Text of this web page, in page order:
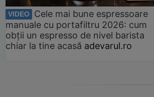
VIDEO
Cele mai bune espressoare
manuale cu portafiltru 2026: cum
obții un espresso de nivel barista
chiar la tine acasă adevarul.ro